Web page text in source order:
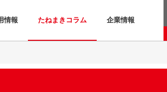
情報 たねまきコラム 企業情報